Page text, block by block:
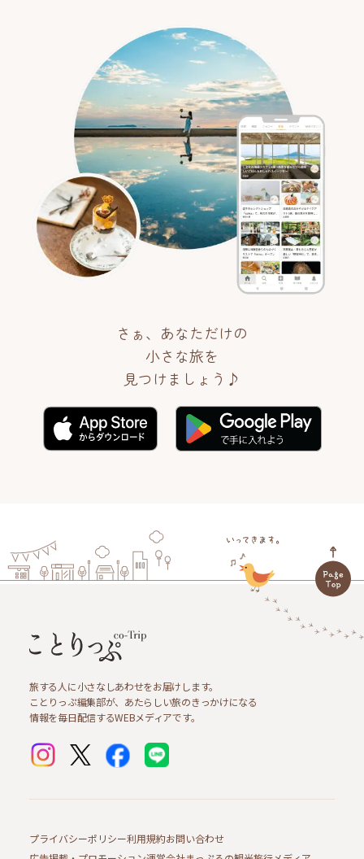
さぁ、あなただけの
小さな旅を
見つけましょう♪
旅する人に小さなしあわせをお届けします。
ことりっぷ編集部が、あたらしい旅のきっかけになる
情報を毎日配信するWEBメディアです。
プライバシーポリシー利用規約お問い合わせ